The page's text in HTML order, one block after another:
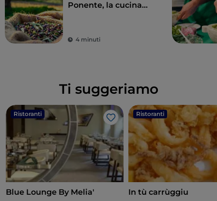
Ponente, la cucina
4 minuti
Ti suggeriamo
Ristoranti
Like
Blue Lounge By Melia'
Ristoranti
In tù carrùggiu